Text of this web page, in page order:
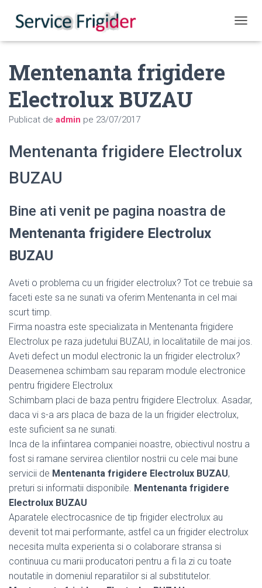
Mentenanta frigidere
Electrolux BUZAU
Publicat de admin pe 23/07/2017
Mentenanta frigidere Electrolux
BUZAU
Bine ati venit pe pagina noastra de
Mentenanta frigidere Electrolux
BUZAU
Aveti o problema cu un frigider electrolux? Tot ce trebuie sa
faceti este sa ne sunati va oferim Mentenanta in cel mai
scurt timp.
Firma noastra este specializata in Mentenanta frigidere
Electrolux pe raza judetului BUZAU, in localitatiile de mai jos.
Aveti defect un modul electronic la un frigider electrolux?
Deasemenea schimbam sau reparam module electronice
pentru frigidere Electrolux
Schimbam placi de baza pentru frigidere Electrolux. Asadar,
daca vi s-a ars placa de baza de la un frigider electrolux,
este suficient sa ne sunati.
Inca de la infiintarea companiei noastre, obiectivul nostru a
fost si ramane servirea clientilor nostrii cu cele mai bune
servicii de Mentenanta frigidere Electrolux BUZAU,
preturi si informatii disponibile. Mentenanta frigidere
Electrolux BUZAU
Aparatele electrocasnice de tip frigider electrolux au
devenit tot mai performante, astfel ca un frigider electrolux
necesita multa experienta si o colaborare stransa si
continuua cu marii producatori pentru a fi la zi cu toate
noutatile in domeniul reparatiilor si al substitutelor.